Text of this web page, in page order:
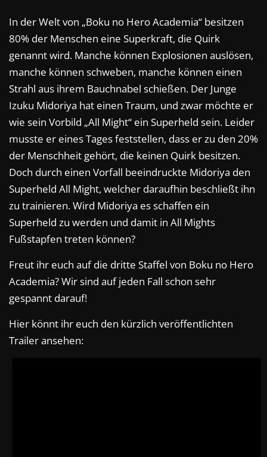
In der Welt von „Boku no Hero Academia“ besitzen
80% der Menschen eine Superkraft, die Quirk
genannt wird. Manche können Explosionen auslösen,
manche können schweben, manche können einen
Strahl aus ihrem Bauchnabel schießen. Der Junge
Izuku Midoriya hat einen Traum, und zwar möchte er
wie sein Vorbild „All Might“ ein Superheld sein. Leider
musste er eines Tages feststellen, dass er zu den 20%
der Menschheit gehört, die keinen Quirk besitzen.
Doch durch einen Vorfall beeindruckte Midoriya den
Superheld All Might, welcher daraufhin beschließt ihn
zu trainieren. Wird Midoriya es schaffen ein
Superheld zu werden und damit in All Mights
Fußstapfen treten können?
Freut ihr euch auf die dritte Staffel von Boku no Hero
Academia? Wir sind auf jeden Fall schon sehr
gespannt darauf!
Hier könnt ihr euch den kürzlich veröffentlichten
Trailer ansehen: